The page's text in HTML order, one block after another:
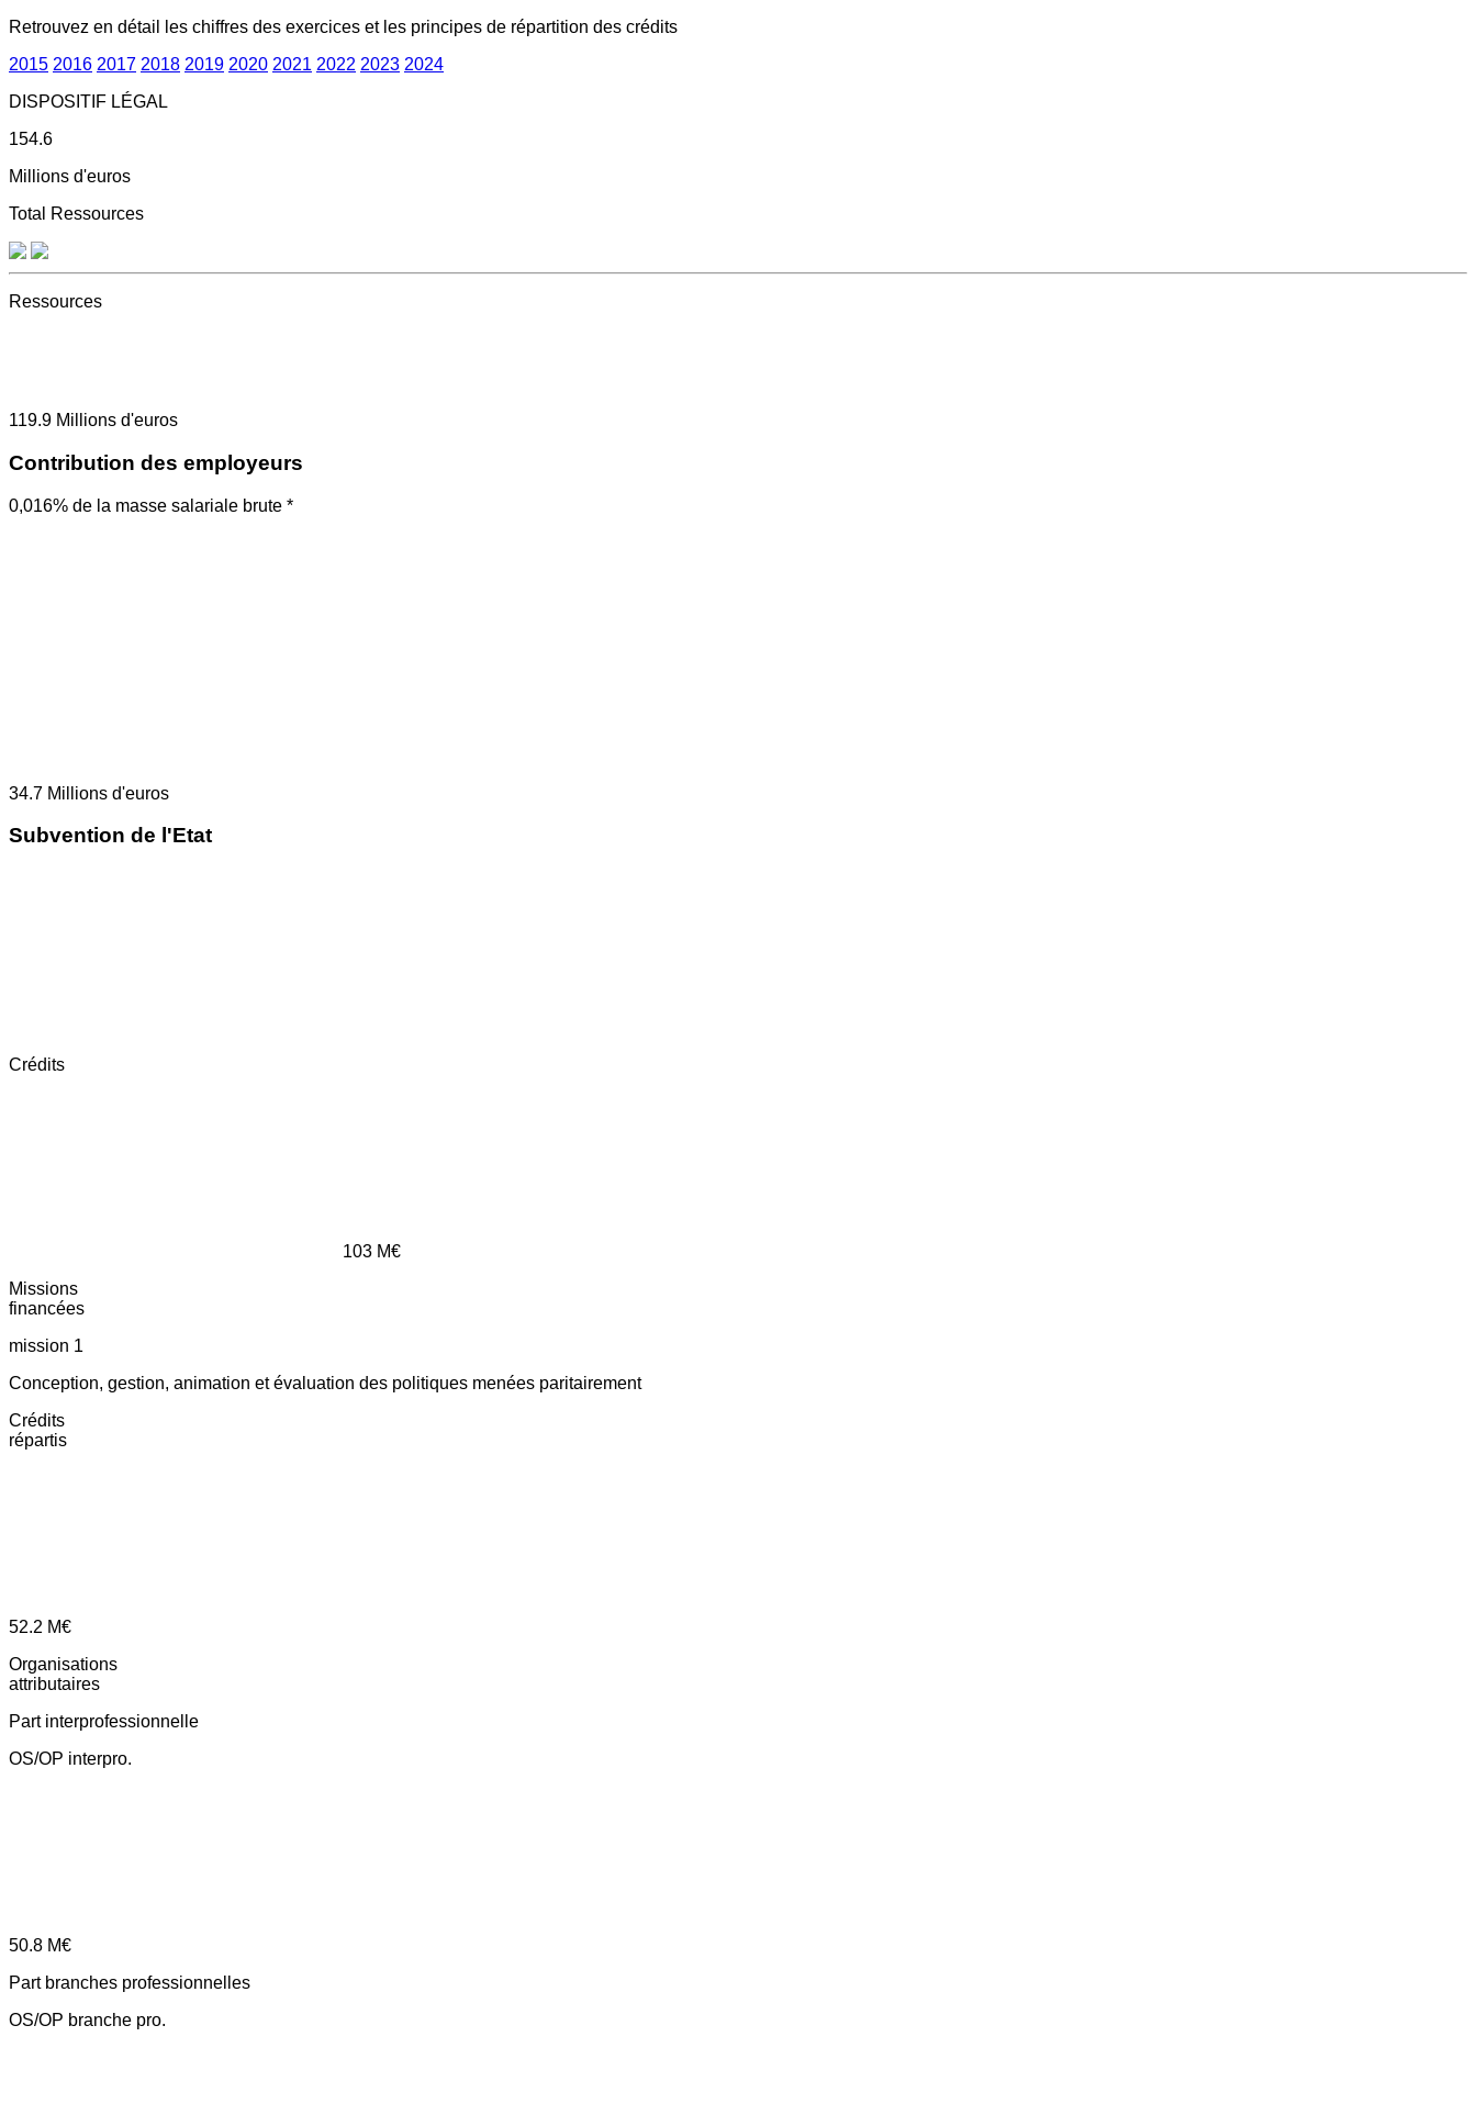
Retrouvez en détail les chiffres des exercices et les principes de répartition des crédits
2015 2016 2017 2018 2019 2020 2021 2022 2023 2024
DISPOSITIF LÉGAL
154.6
Millions d'euros
Total Ressources
Ressources
119.9 Millions d'euros
Contribution des employeurs
0,016% de la masse salariale brute *
34.7 Millions d'euros
Subvention de l'Etat
Crédits
103 M€
Missions
financées
mission 1
Conception, gestion, animation et évaluation des politiques menées paritairement
Crédits
répartis
52.2 M€
Organisations
attributaires
Part interprofessionnelle
OS/OP interpro.
50.8 M€
Part branches professionnelles
OS/OP branche pro.